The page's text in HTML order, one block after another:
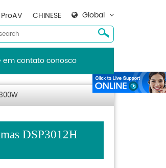
Global
CHINESE
em contato conosco
DSP3012H